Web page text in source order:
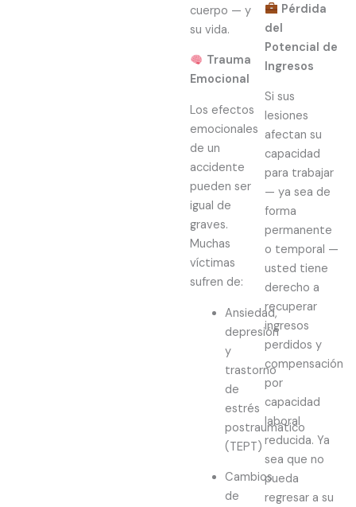
cuerpo — y
su vida.
Trauma
Emocional
Los efectos
emocionales
de un
accidente
pueden ser
igual de
graves.
Muchas
víctimas
sufren de:
Ansiedad,
depresión
y
trastorno
de
estrés
postraumático
(TEPT)
Cambios
de
Pérdida
del
Potencial de
Ingresos
Si sus
lesiones
afectan su
capacidad
para trabajar
— ya sea de
forma
permanente
o temporal —
usted tiene
derecho a
recuperar
ingresos
perdidos y
compensación
por
capacidad
laboral
reducida. Ya
sea que no
pueda
regresar a su